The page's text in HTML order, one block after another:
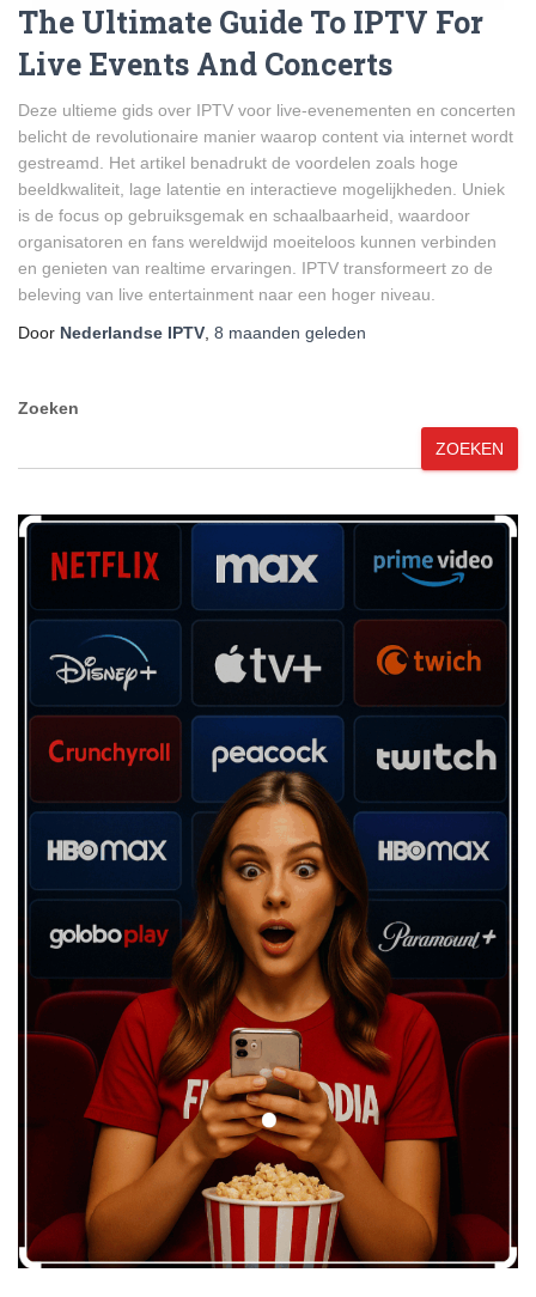
The Ultimate Guide To IPTV For
Live Events And Concerts
Deze ultieme gids over IPTV voor live-evenementen en concerten
belicht de revolutionaire manier waarop content via internet wordt
gestreamd. Het artikel benadrukt de voordelen zoals hoge
beeldkwaliteit, lage latentie en interactieve mogelijkheden. Uniek
is de focus op gebruiksgemak en schaalbaarheid, waardoor
organisatoren en fans wereldwijd moeiteloos kunnen verbinden
en genieten van realtime ervaringen. IPTV transformeert zo de
beleving van live entertainment naar een hoger niveau.
Door Nederlandse IPTV 8 maanden geleden
Zoeken
ZOEKEN